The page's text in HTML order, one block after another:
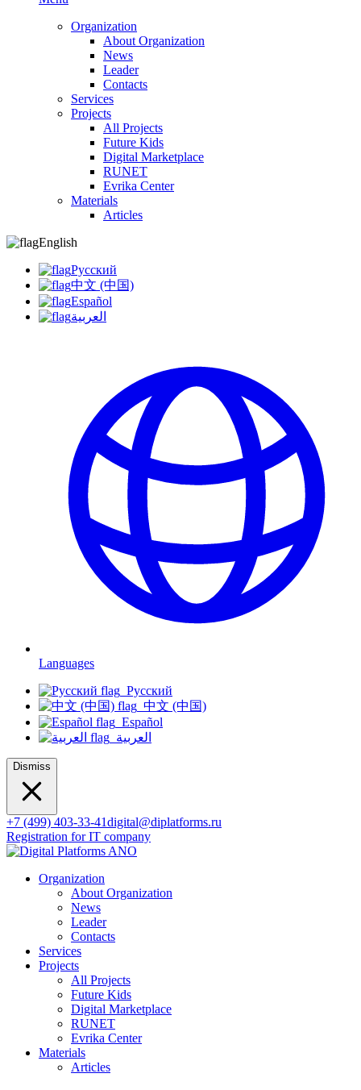
Organization
About Organization
News
Leader
Contacts
Services
Projects
All Projects
Future Kids
Digital Marketplace
RUNET
Evrika Center
Materials
Articles
English
Русский
中文 (中国)
Español
العربية
Languages
Русский
中文 (中国)
Español
العربية
Dismiss
+7 (499) 403-33-41digital@diplatforms.ru
Registration for IT company
Organization
About Organization
News
Leader
Contacts
Services
Projects
All Projects
Future Kids
Digital Marketplace
RUNET
Evrika Center
Materials
Articles